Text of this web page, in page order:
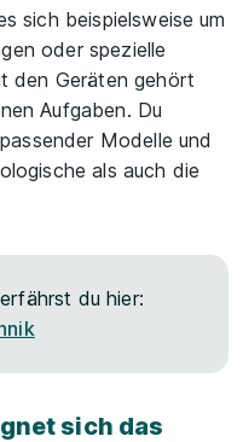
sich beispielsweise um
oder spezielle
den Geräten gehört
Aufgaben. Du
Modelle und
als auch die
du hier:
sich das